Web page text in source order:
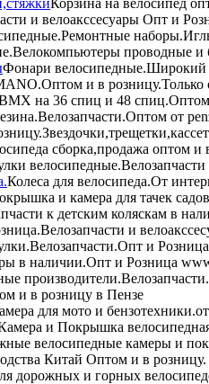
Корзина на велосипед
и велоакссесуары Опт и
проводные и
Фонари велосипедные.Широкий
и в розницу.Только
на 36 спиц и 48
от
сборка,продажа оптом и
Колеса для велосипеда.От
и камера для тачек
к детским коляскам в
и
и Розница
в наличии.Опт и Розница
и в розницу в Пензе
для мото и
и Покрышка
велосипедные камеры и
Китай Оптом и в розницу.
дорожных и горных